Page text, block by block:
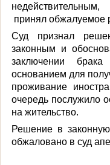
принял обжалуемое
Суд признал
законным и
заключении
основанием для
проживание
очередь послужило
на жительство.
Решение в
обжаловано в суд